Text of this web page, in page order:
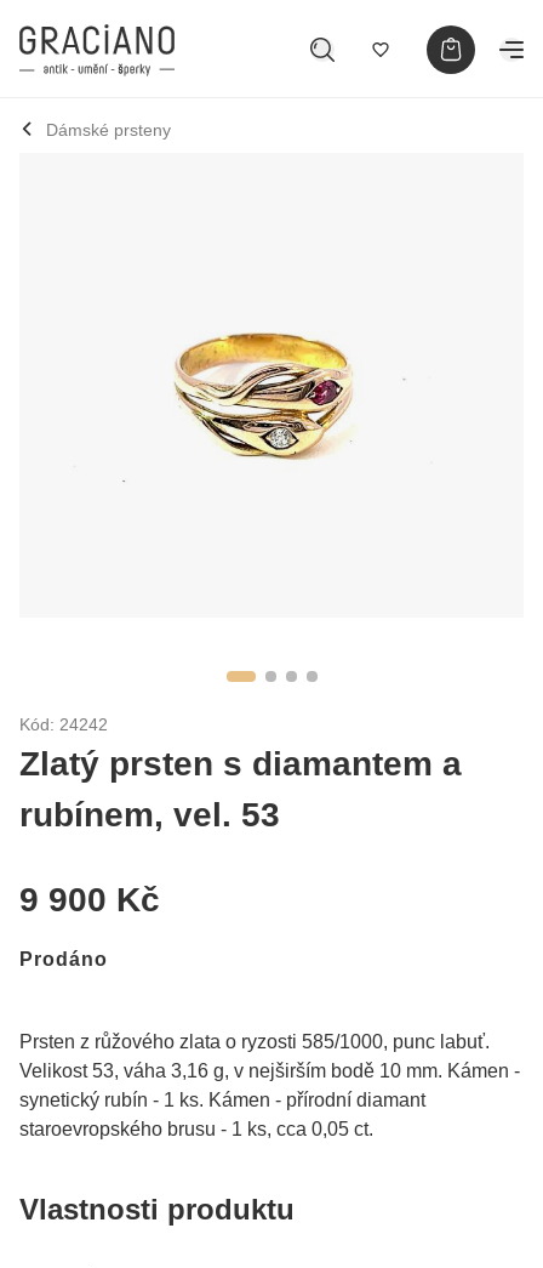
Dámské prsteny
Kód: 24242
Zlatý prsten s diamantem a
rubínem, vel. 53
9 900 Kč
Prodáno
Prsten z růžového zlata o ryzosti 585/1000, punc labuť.
Velikost 53, váha 3,16 g, v nejširším bodě 10 mm. Kámen -
synetický rubín - 1 ks. Kámen - přírodní diamant
staroevropského brusu - 1 ks, cca 0,05 ct.
Vlastnosti produktu